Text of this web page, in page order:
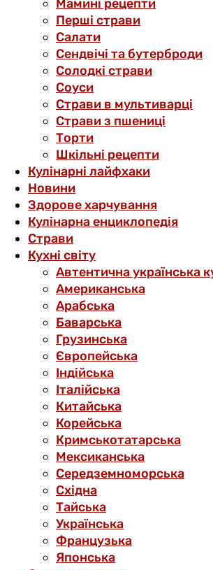
Мамині рецепти
Перші страви
Салати
Сендвічі та бутерброди
Солодкі страви
Соуси
Страви в мультиварці
Страви з пшениці
Торти
Шкільні рецепти
Кулінарні лайфхаки
Новини
Здорове харчування
Кулінарна енциклопедія
Страви
Кухні світу
Автентична українська
Американська
Арабська
Баварська
Грузинська
Європейська
Індійська
Італійська
Китайська
Корейська
Кримськотатарська
Мексиканська
Середземноморська
Східна
Тайська
Українська
Французька
Японська